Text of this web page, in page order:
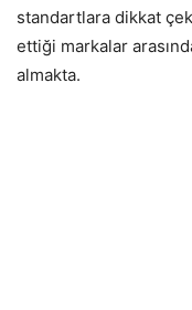
standartlara dikkat
ettiği markalar
almakta.